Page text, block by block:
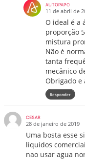
AUTOPAPO
11 de abril de
O ideal é a
proporção
mistura
Não é
tanta
mecânico
Obrigado e
Responder
CESAR
28 de janeiro de 2019
Uma bosta esse
liquidos
nao usar agua